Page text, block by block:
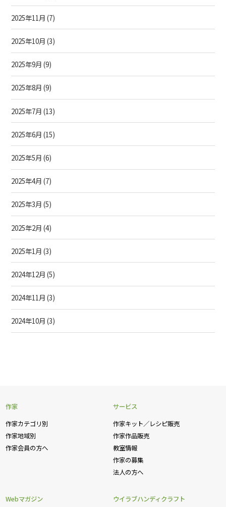
2025年11月 (7)
2025年10月 (3)
2025年9月 (9)
2025年8月 (9)
2025年7月 (13)
2025年6月 (15)
2025年5月 (6)
2025年4月 (7)
2025年3月 (5)
2025年2月 (4)
2025年1月 (3)
2024年12月 (5)
2024年11月 (3)
2024年10月 (3)
作家
作家カテゴリ別
作家地域別
作家会員の方へ
サービス
作家キット／レシピ販売
作家作品販売
教室情報
作家の募集
法人の方へ
Webマガジン ウイラブハンディクラフト